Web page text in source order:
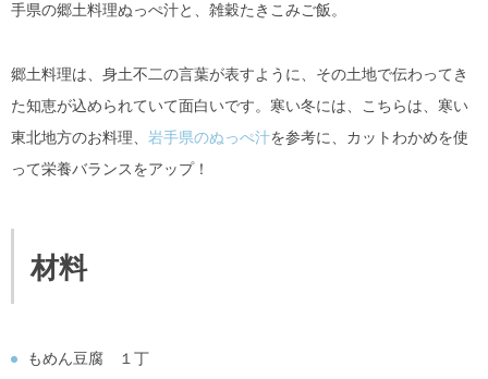
手県の郷土料理ぬっぺ汁と、雑穀たきこみご飯。
郷土料理は、身土不二の言葉が表すように、その土地で伝わってき
た知恵が込められていて面白いです。寒い冬には、こちらは、寒い
東北地方のお料理、 岩手県のぬっぺ汁を参考に、カットわかめを使
って栄養バランスをアップ！
材料
もめん豆腐 １丁